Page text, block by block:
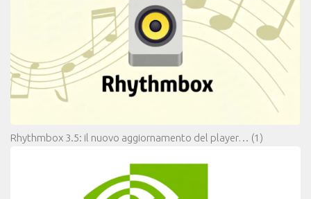
Rhythmbox 3.5: il nuovo aggiornamento del player… (1)